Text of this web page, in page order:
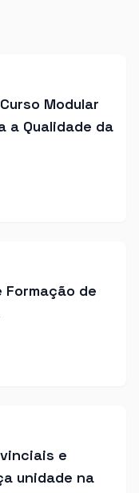
Modular
a Qualidade da
Formação de
e
unidade na